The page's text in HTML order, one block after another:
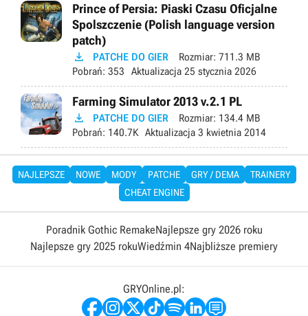
Prince of Persia: Piaski Czasu Oficjalne
Spolszczenie (Polish language version
patch)
 PATCHE DO GIER Rozmiar: 711.3 MB
Pobrań: 353 Aktualizacja 25 stycznia 2026
Farming Simulator 2013 v.2.1 PL
 PATCHE DO GIER Rozmiar: 134.4 MB
Pobrań: 140.7K Aktualizacja 3 kwietnia 2014
NAJLEPSZE NOWE MODY PATCHE GRY / DEMA
TRAINERY
CHEAT ENGINE
Poradnik Gothic RemakeNajlepsze gry 2026 roku
Najlepsze gry 2025 rokuWiedźmin 4Najbliższe premiery
GRYOnline.pl: